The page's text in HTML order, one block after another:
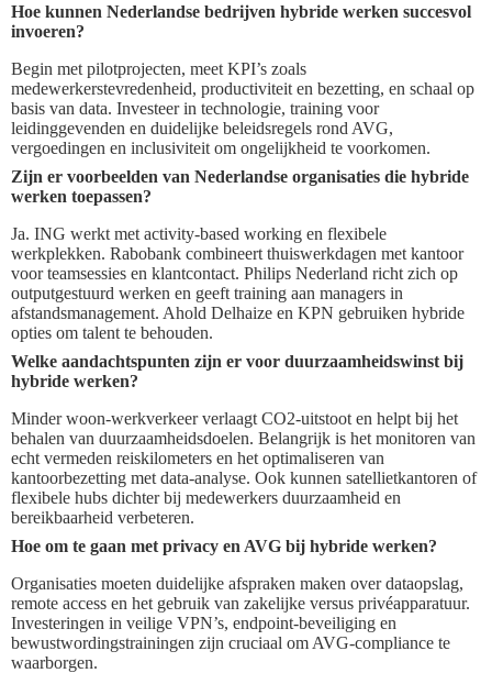
Hoe kunnen Nederlandse bedrijven hybride werken succesvol
invoeren?
Begin met pilotprojecten, meet KPI’s zoals
medewerkerstevredenheid, productiviteit en bezetting, en schaal op
basis van data. Investeer in technologie, training voor
leidinggevenden en duidelijke beleidsregels rond AVG,
vergoedingen en inclusiviteit om ongelijkheid te voorkomen.
Zijn er voorbeelden van Nederlandse organisaties die hybride
werken toepassen?
Ja. ING werkt met activity-based working en flexibele
werkplekken. Rabobank combineert thuiswerkdagen met kantoor
voor teamsessies en klantcontact. Philips Nederland richt zich op
outputgestuurd werken en geeft training aan managers in
afstandsmanagement. Ahold Delhaize en KPN gebruiken hybride
opties om talent te behouden.
Welke aandachtspunten zijn er voor duurzaamheidswinst bij
hybride werken?
Minder woon-werkverkeer verlaagt CO2-uitstoot en helpt bij het
behalen van duurzaamheidsdoelen. Belangrijk is het monitoren van
echt vermeden reiskilometers en het optimaliseren van
kantoorbezetting met data-analyse. Ook kunnen satellietkantoren of
flexibele hubs dichter bij medewerkers duurzaamheid en
bereikbaarheid verbeteren.
Hoe om te gaan met privacy en AVG bij hybride werken?
Organisaties moeten duidelijke afspraken maken over dataopslag,
remote access en het gebruik van zakelijke versus privéapparatuur.
Investeringen in veilige VPN’s, endpoint-beveiliging en
bewustwordingstrainingen zijn cruciaal om AVG-compliance te
waarborgen.